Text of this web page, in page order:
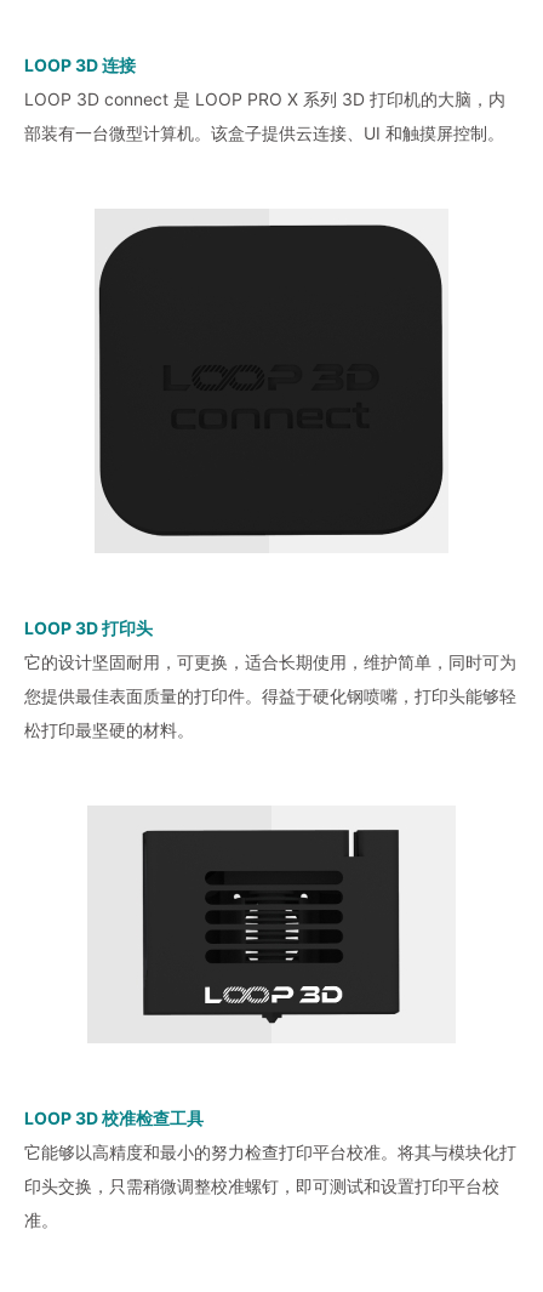
LOOP 3D 连接
LOOP 3D connect 是 LOOP PRO X 系列 3D 打印机的大脑，内
部装有一台微型计算机。该盒子提供云连接、UI 和触摸屏控制。
LOOP 3D 打印头
它的设计坚固耐用，可更换，适合长期使用，维护简单，同时可为
您提供最佳表面质量的打印件。得益于硬化钢喷嘴，打印头能够轻
松打印最坚硬的材料。
LOOP 3D 校准检查工具
它能够以高精度和最小的努力检查打印平台校准。将其与模块化打
印头交换，只需稍微调整校准螺钉，即可测试和设置打印平台校
准。